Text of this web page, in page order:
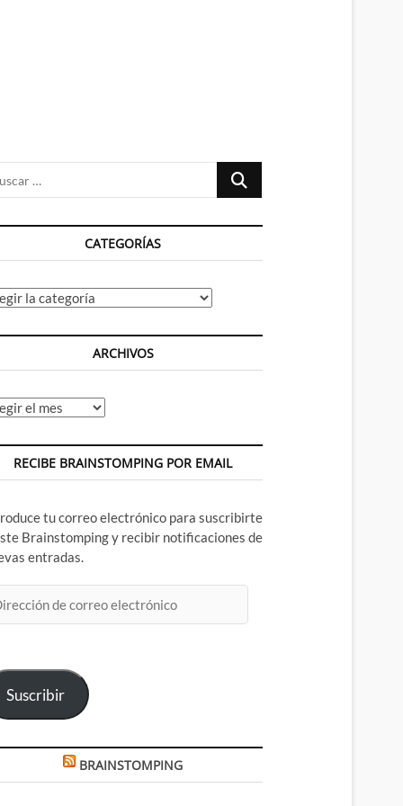
Buscar
CATEGORÍAS
ARCHIVOS
RECIBE BRAINSTOMPING POR EMAIL
tu correo electrónico para suscribirte
Brainstomping y recibir notificaciones de
entradas.
Suscribir
BRAINSTOMPING